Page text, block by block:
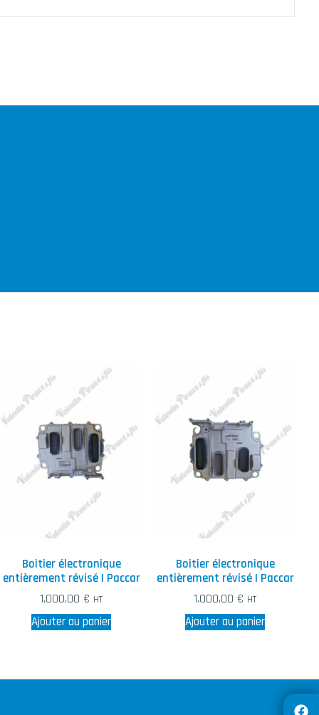
Boitier électronique
entièrement révisé | Paccar
1.000,00 € HT
Ajouter au panier
Boitier électronique
entièrement révisé | Paccar
1.000,00 € HT
Ajouter au panier